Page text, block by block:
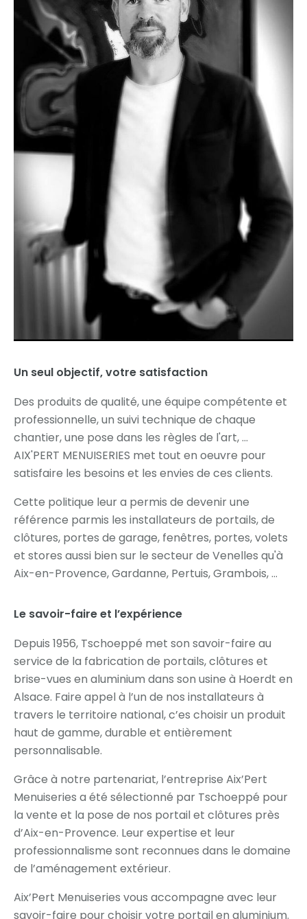
Un seul objectif, votre satisfaction
Des produits de qualité, une équipe compétente et
professionnelle, un suivi technique de chaque
chantier, une pose dans les règles de l'art, ...
AIX'PERT MENUISERIES met tout en oeuvre pour
satisfaire les besoins et les envies de ces clients.
Cette politique leur a permis de devenir une
référence parmis les installateurs de portails, de
clôtures, portes de garage, fenêtres, portes, volets
et stores aussi bien sur le secteur de Venelles qu'à
Aix-en-Provence, Gardanne, Pertuis, Grambois, ...
Le savoir-faire et l’expérience
Depuis 1956, Tschoeppé met son savoir-faire au
service de la fabrication de portails, clôtures et
brise-vues en aluminium dans son usine à Hoerdt en
Alsace. Faire appel à l’un de nos installateurs à
travers le territoire national, c’es choisir un produit
haut de gamme, durable et entièrement
personnalisable.
Grâce à notre partenariat, l’entreprise Aix’Pert
Menuiseries a été sélectionné par Tschoeppé pour
la vente et la pose de nos portail et clôtures près
d’Aix-en-Provence. Leur expertise et leur
professionnalisme sont reconnues dans le domaine
de l’aménagement extérieur.
Aix’Pert Menuiseries vous accompagne avec leur
savoir-faire pour choisir votre portail en aluminium.